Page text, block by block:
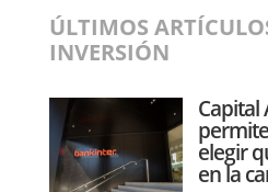
ÚLTIMOS
INVERSIÓN
Capital
elegir
en la